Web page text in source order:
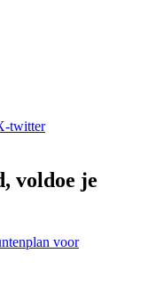
twitter
voldoe je